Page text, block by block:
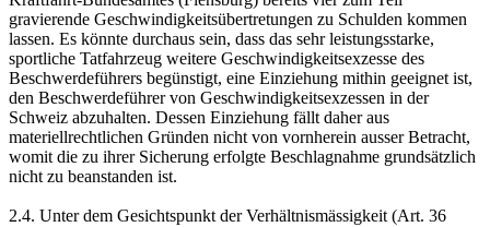
gravierende Geschwindigkeitsübertretungen zu Schulden kommen
lassen. Es könnte durchaus sein, dass das sehr leistungsstarke,
sportliche Tatfahrzeug weitere Geschwindigkeitsexzesse des
Beschwerdeführers begünstigt, eine Einziehung mithin geeignet ist,
den Beschwerdeführer von Geschwindigkeitsexzessen in der
Schweiz abzuhalten. Dessen Einziehung fällt daher aus
materiellrechtlichen Gründen nicht von vornherein ausser Betracht,
womit die zu ihrer Sicherung erfolgte Beschlagnahme grundsätzlich
nicht zu beanstanden ist.
2.4. Unter dem Gesichtspunkt der Verhältnismässigkeit (Art. 36